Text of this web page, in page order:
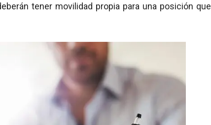
tener movilidad propia para una posición que